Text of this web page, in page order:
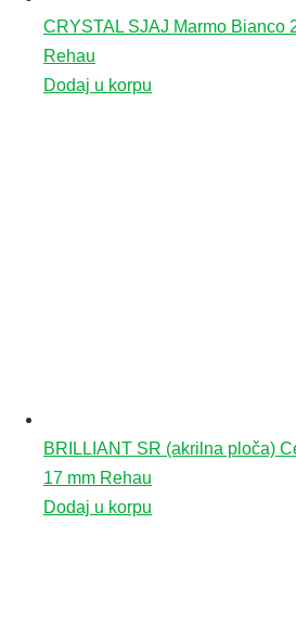
CRYSTAL SJAJ Marmo Bianco
Rehau
Dodaj u korpu
BRILLIANT SR (akrilna ploča)
17 mm Rehau
Dodaj u korpu